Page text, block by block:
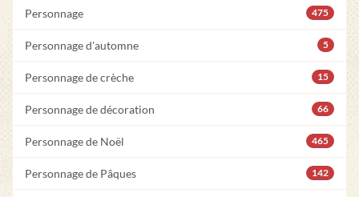
Personnage 475
Personnage d'automne 5
Personnage de crèche 15
Personnage de décoration 66
Personnage de Noël 465
Personnage de Pâques 142